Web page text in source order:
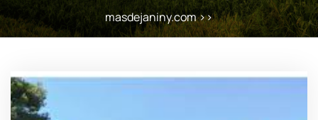
masdejaniny.com>>